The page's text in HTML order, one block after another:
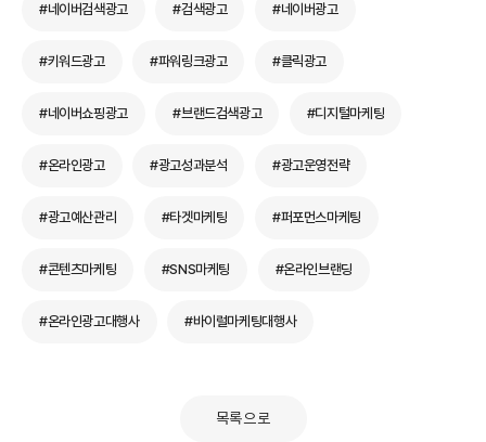
#네이버검색광고 #검색광고 #네이버광고
#키워드광고 #파워링크광고 #클릭광고
#네이버쇼핑광고 #브랜드검색광고 #디지털마케팅
#온라인광고 #광고성과분석 #광고운영전략
#광고예산관리 #타겟마케팅 #퍼포먼스마케팅
#콘텐츠마케팅 #SNS마케팅 #온라인브랜딩
#온라인광고대행사 #바이럴마케팅대행사
목록으로